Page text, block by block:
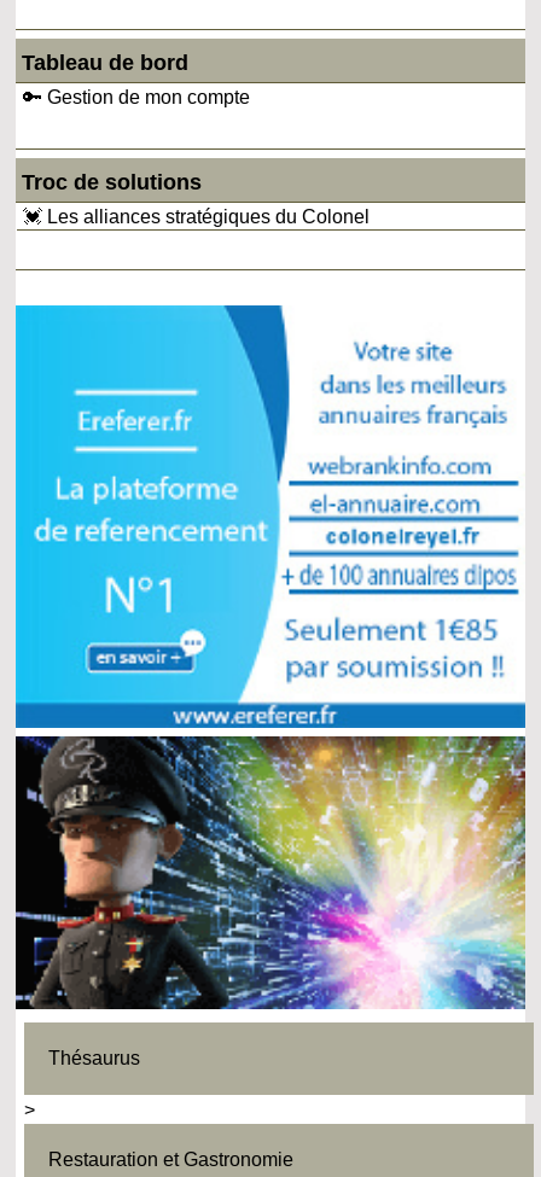
Tableau de bord
🔑 Gestion de mon compte
Troc de solutions
💓 Les alliances stratégiques du Colonel
Thésaurus
>
Restauration et Gastronomie